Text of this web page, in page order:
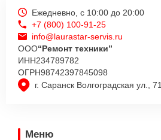
г. Саранск Волгоградская ул., 71
Ежедневно, с 10:00 до 20:00
+7 (800) 100-91-25
info@laurastar-servis.ru
ООО“Ремонт техники”
ИНН234789782
ОГРН98742397845098
Меню